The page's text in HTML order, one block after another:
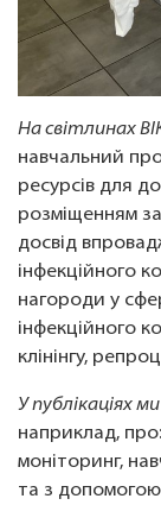
На світлинах
навчальний
ресурсів для
розміщенням
досвід
інфекційного
нагороди у
інфекційного
клінінгу,
У публікаціях
наприклад, про:
моніторинг,
та з допомогою